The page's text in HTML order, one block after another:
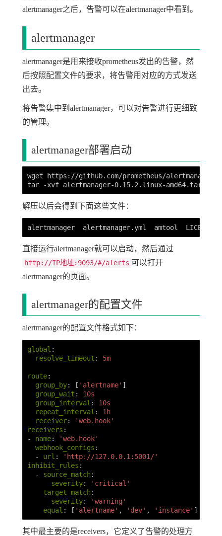
alertmanager之后，告警可以在alertmanager中看到。
alertmanager
alertmanager是用来接收prometheus发出的告警，然
后按照配置文件的要求，将告警用对应的方式发送
出去。
将告警集中到alertmanager，可以对告警进行更细致
的管理。
alertmanager部署启动
wget https://github.com/prometheus/
解压以后会得到下面这些文件：
直接运行alertmanager就可以启动，然后通过
http://IP地址:9093/#/alerts 可以打开
alertmanager的页面。
alertmanager的配置文件
alertmanager的配置文件格式如下：
global :
resolve_timeout : 5m
route:
group_by: [ ' alertname' ]
group_wait :
10s
group_interval :
10s
repeat_interval :
1h
receiver: 'web.hook'
receivers :
-
name: 'web.hook'
webhook_configs :
-
url : ' http://127.0.0.1:5001/'
inhibit_rules :
-
source_match:
severity: ' critical'
target_match:
severity: 'warning'
equal : [ ' alertname' , ' dev' , ' instance' ]
其中最主要的是receivers，它定义了告警的处理方